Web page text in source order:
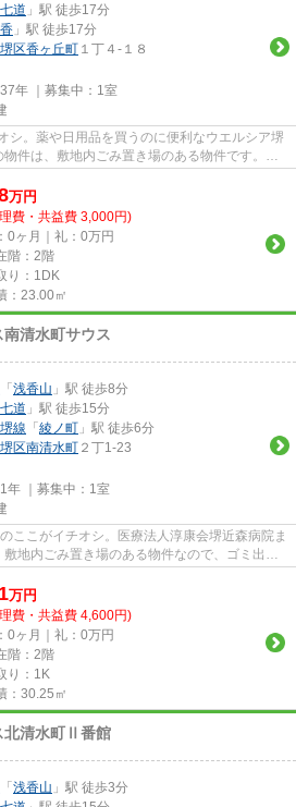
七道 」駅 徒歩17分
」駅 徒歩17分
区香ヶ丘町 １丁４-１８
年 ｜募集中： 1室
シ。薬や日用品を買うのに便利なウエルシア堺
件は、敷地内ごみ置き場のある物件です。高
万円
費・共益費 3,000円)
0ヶ月｜礼：0万円
階：2階
り：1DK
：23.00㎡
南清水町サウス
「 浅香山 」駅 徒歩8分
七道 」駅 徒歩15分
線 「 綾ノ町 」駅 徒歩6分
区南清水町 ２丁1-23
年 ｜募集中： 1室
ここがイチオシ。医療法人淳康会堺近森病院ま
地内ごみ置き場のある物件なので、ゴミ出し
万円
費・共益費 4,600円)
0ヶ月｜礼：0万円
階：2階
り：1K
：30.25㎡
北清水町Ⅱ番館
「 浅香山 」駅 徒歩3分